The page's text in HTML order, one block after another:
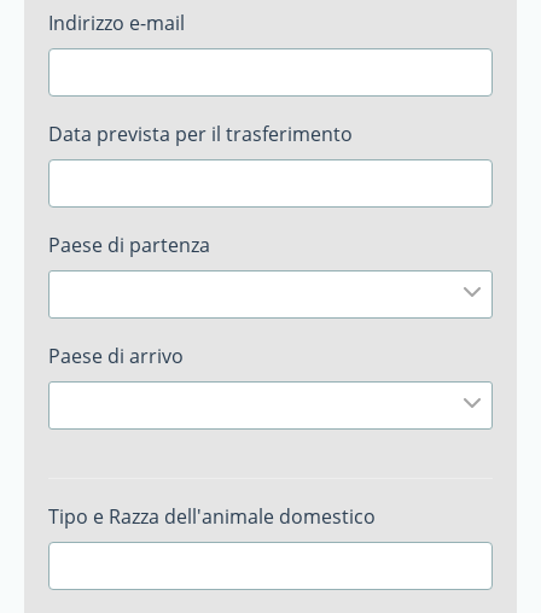
Indirizzo e-mail
Data prevista per il trasferimento
Paese di partenza
Paese di arrivo
Tipo e Razza dell'animale domestico